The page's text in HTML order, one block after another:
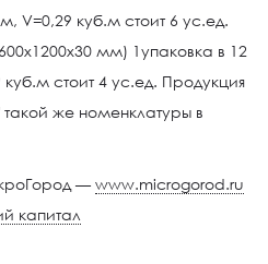
V=0,29 куб.м стоит 6 ус.ед.
мм) 1упаковка в 12
куб.м стоит 4 ус.ед. Продукция
же номенклатуры в
— www.microgorod.ru
капитал